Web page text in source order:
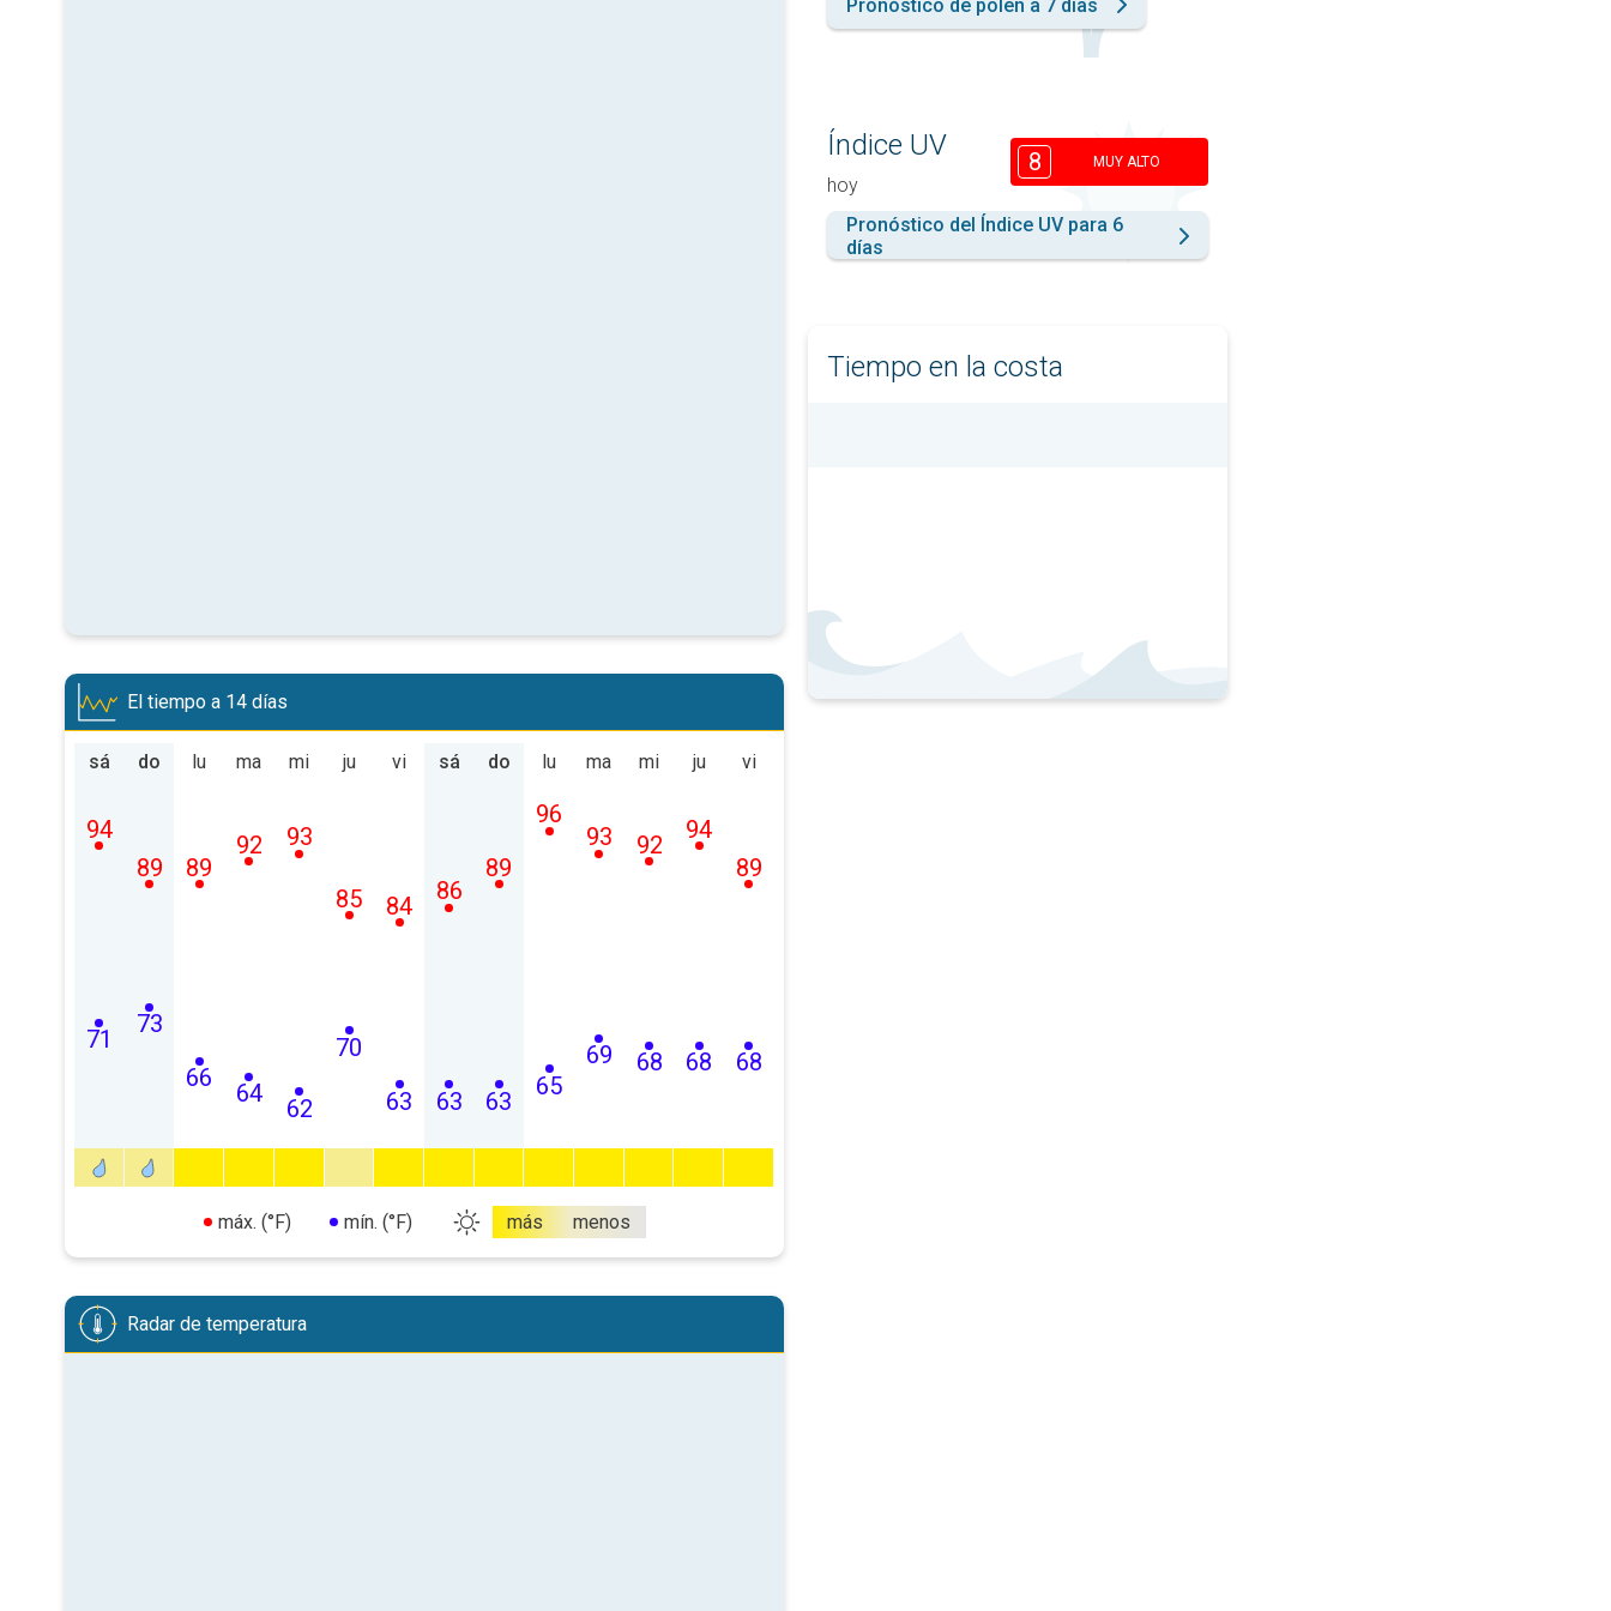
El tiempo a 14 días
sá
71
94
do
73
89
lu
66
89
ma
64
92
mi
62
93
ju
70
85
vi
63
84
sá
63
86
do
63
89
lu
65
96
ma
69
93
mi
68
92
ju
68
94
vi
68
89
máx. (°F) mín. (°F) más menos
Radar de temperatura
Pronóstico de polen a 7 días
Índice UV
hoy
8 MUY ALTO
Pronóstico del Índice UV para 6
días
Tiempo en la costa